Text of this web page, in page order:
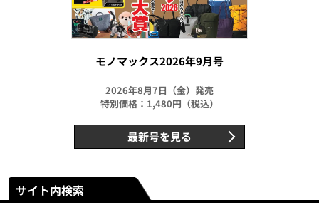
モノマックス2026年9月号
2026年8月7日（金）発売
特別価格：1,480円（税込）
最新号を見る
サイト内検索